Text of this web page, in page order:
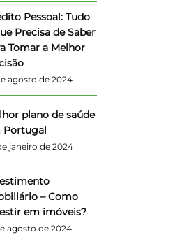
Pessoal: Tudo
Precisa de Saber
Tomar a Melhor
agosto de 2024
plano de saúde
Portugal
janeiro de 2024
– Como
em imóveis?
agosto de 2024